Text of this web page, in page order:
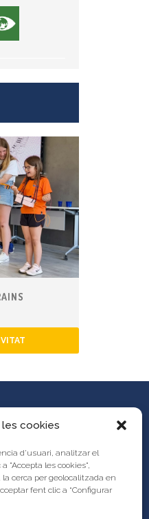
cookies
d’usuari, analitzar el
"Accepta les cookies",
cerca per geolocalitzada en
fent clic a “Configurar